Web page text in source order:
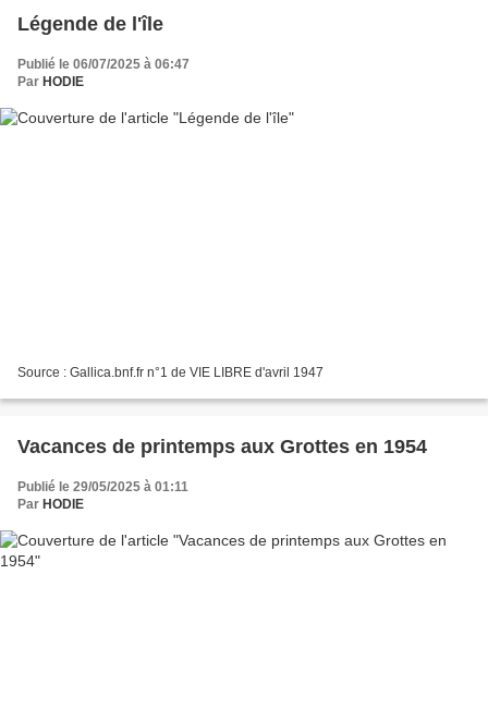
Légende de l'île
Publié le 06/07/2025 à 06:47
Par HODIE
Source : Gallica.bnf.fr n°1 de VIE LIBRE d'avril 1947
Vacances de printemps aux Grottes en 1954
Publié le 29/05/2025 à 01:11
Par HODIE